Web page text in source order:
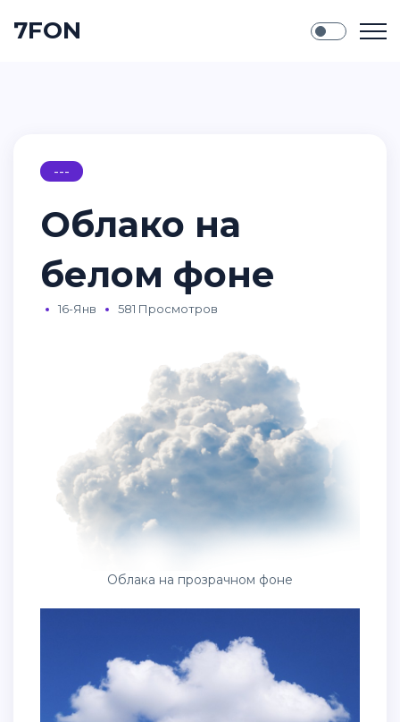
7FON
---
Облако на
белом фоне
16-Янв 581 Просмотров
Облака на прозрачном фоне